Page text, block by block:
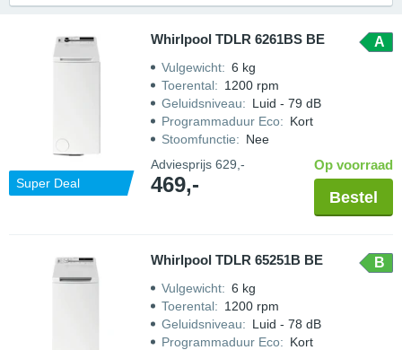
wassen bij dit toerental natter is, zal je kleding in een 1200 toeren
Super Deal
Whirlpool TDLR 6261BS BE A
Vulgewicht: 6 kg
Toerental: 1200 rpm
Geluidsniveau: Luid - 79 dB
Programmaduur Eco: Kort
Stoomfunctie: Nee
Adviesprijs 629,-
469,-
Op voorraad
Bestel
Whirlpool TDLR 65251B BE B
Vulgewicht: 6 kg
Toerental: 1200 rpm
Geluidsniveau: Luid - 78 dB
Programmaduur Eco: Kort